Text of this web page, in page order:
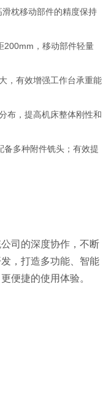
枕移动部件的精度保持
200mm，移动部件轻量
，有效增强工作台承重能
布，提高机床整体刚性和
备多种附件铣头；有效提
司的深度协作，不断
，打造多功能、智能
便捷的使用体验。